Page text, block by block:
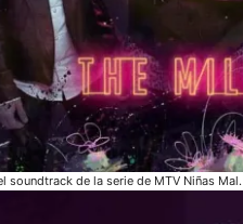
soundtrack de la serie de MTV Niñas Mal.